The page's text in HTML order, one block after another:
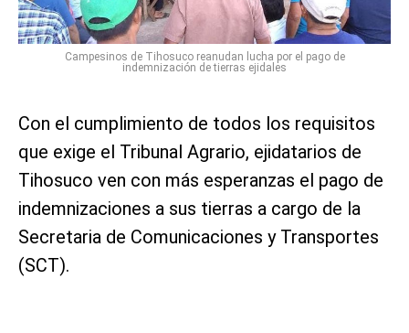
Campesinos de Tihosuco reanudan lucha por el pago de
indemnización de tierras ejidales
Con el cumplimiento de todos los requisitos
que exige el Tribunal Agrario, ejidatarios de
Tihosuco ven con más esperanzas el pago de
indemnizaciones a sus tierras a cargo de la
Secretaria de Comunicaciones y Transportes
(SCT).